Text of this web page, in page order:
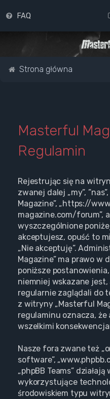
FAQ
Strona główna
Masterful
Regulamin
Rejestrując się na
zwanej dalej „my”,
Magazine”, „https://
magazine.com/forum”,
wyszczególnione
akceptujesz, opuść to
„Nie akceptuję”.
Magazine” ma prawo w
poniższe
niemniej wskazane
regularnie zaglądali do
z witryny „Masterful
regulaminu oznacza,
wszelkimi
Nasze fora zwane też
software”,
„phpBB Teams”
wykorzystujące
środowiskiem typu